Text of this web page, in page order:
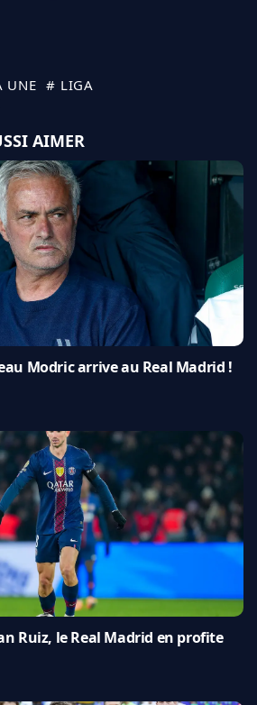
UNE # LIGA
AIMER
Modric arrive au Real Madrid !
Ruiz, le Real Madrid en profite